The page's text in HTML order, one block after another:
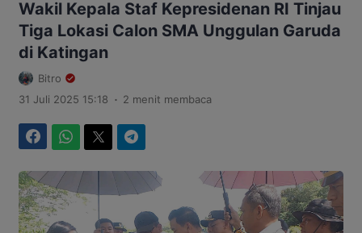
Wakil Kepala Staf Kepresidenan RI Tinjau
Tiga Lokasi Calon SMA Unggulan Garuda
di Katingan
Bitro
31 Juli 2025 15:18 . 2 menit membaca